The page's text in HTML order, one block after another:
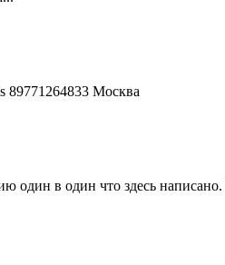
89771264833 Москва
один в один что здесь